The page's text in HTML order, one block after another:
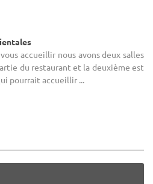
accueillir nous avons deux salles
du restaurant et la deuxième est
pourrait accueillir ...